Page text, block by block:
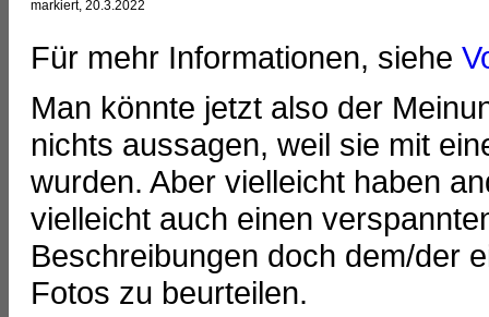
markiert, 20.3.2022
Für mehr Informationen, siehe
Man könnte jetzt also der
nichts aussagen, weil sie mit
wurden. Aber vielleicht haben
vielleicht auch einen
Beschreibungen doch dem/der
Fotos zu beurteilen.